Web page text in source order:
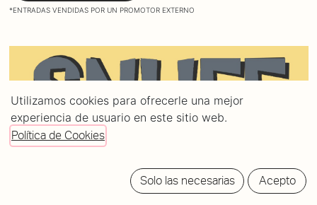
*ENTRADAS VENDIDAS POR UN PROMOTOR EXTERNO
Utilizamos cookies para ofrecerle una mejor
experiencia de usuario en este sitio web.
Política de Cookies
Solo las necesarias Acepto